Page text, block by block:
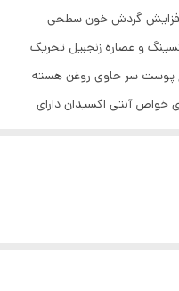
گردش خون سطحی
و عصاره زنجبیل تحریک
پوست سر حاوی روغن هسته
خواص آنتی اکسیدان دارای